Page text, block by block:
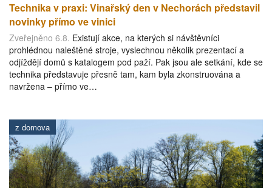
Technika v praxi: Vinařský den v Nechorách představil
novinky přímo ve vinici
Zveřejněno 6.8. Existují akce, na kterých si návštěvníci
prohlédnou naleštěné stroje, vyslechnou několik prezentací a
odjíždějí domů s katalogem pod paží. Pak jsou ale setkání, kde se
technika představuje přesně tam, kam byla zkonstruována a
navržena – přímo ve…
z domova